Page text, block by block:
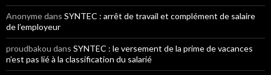
Anonymedans SYNTEC : arrêt de travail et complément de salaire
de l’employeur
proudbakou dans SYNTEC : le versement de la prime de vacances
n’est pas lié à la classification du salarié